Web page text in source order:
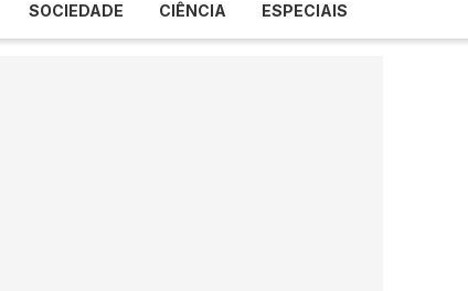
SOCIEDADE CIÊNCIA ESPECIAIS